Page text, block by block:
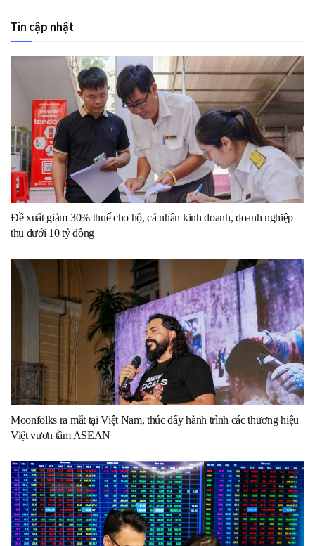
Tin cập nhật
Đề xuất giảm 30% thuế cho hộ, cá nhân kinh doanh, doanh nghiệp
thu dưới 10 tỷ đồng
Moonfolks ra mắt tại Việt Nam, thúc đẩy hành trình các thương hiệu
Việt vươn tầm ASEAN